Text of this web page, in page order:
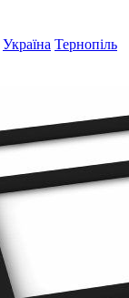
Україна Тернопіль